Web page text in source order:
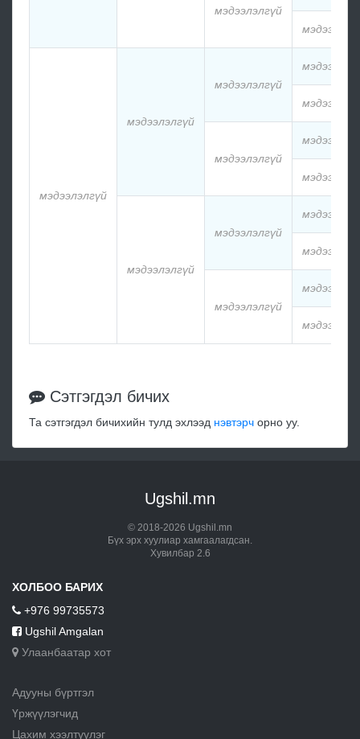
мэдээлэлгүй
мэдээлэлгүй
мэдээлэлгүй
мэдээлэлгүй
мэдээлэлгүй
мэдээлэлгүй
мэдээлэлгүй
мэдээлэлгүй
Сэтгэгдэл бичих
Та сэтгэгдэл бичихийн тулд эхлээд нэвтэрч орно уу.
Ugshil.mn
© 2018-2026 Ugshil.mn
Бүх эрх хуулиар хамгаалагдсан.
Хувилбар 2.6
ХОЛБОО БАРИХ
+976 99735573
Ugshil Amgalan
Улаанбаатар хот
Адууны бүртгэл
Үржүүлэгчид
Цахим хээлтүүлэг